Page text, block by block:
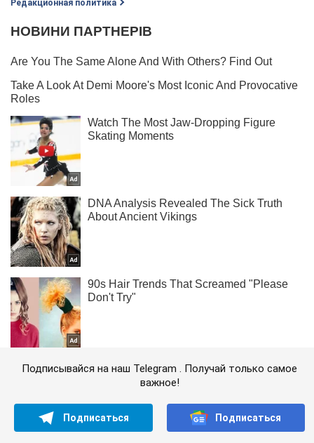
Редакционная политика
Подписывайся на наш Telegram . Получай только самое
важное!
Подписаться Подписаться